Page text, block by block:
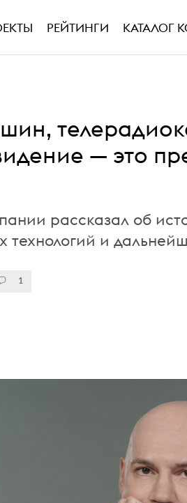
РЕЙТИНГИ КАТАЛОГ
— это
рассказал об
технологий и
1